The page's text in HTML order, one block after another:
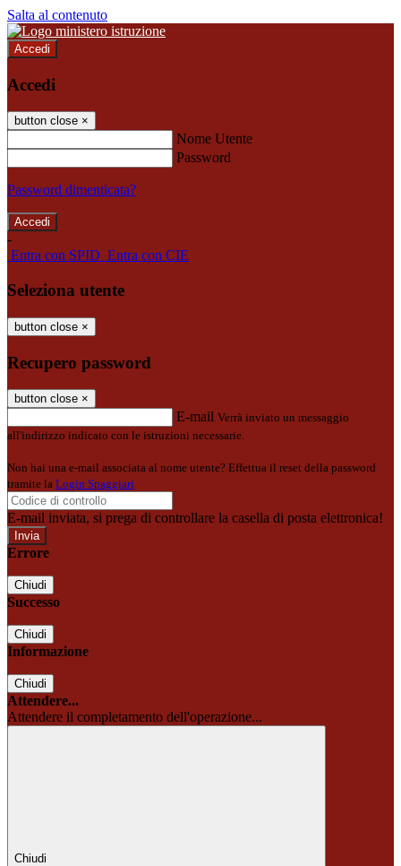
Salta al contenuto
Accedi
Accedi
button close ×
Nome Utente
Password
Password dimenticata?
-
Entra con SPID Entra con CIE
Seleziona utente
button close ×
Recupero password
button close ×
E-mail Verrà inviato un messaggio
all'indirizzo indicato con le istruzioni necessarie.
Non hai una e-mail associata al nome utente? Effettua il reset della password
tramite la Login Spaggiari
E-mail inviata, si prega di controllare la casella di posta elettronica!
Errore
Chiudi
Successo
Chiudi
Informazione
Chiudi
Attendere...
Attendere il completamento dell'operazione...
Chiudi